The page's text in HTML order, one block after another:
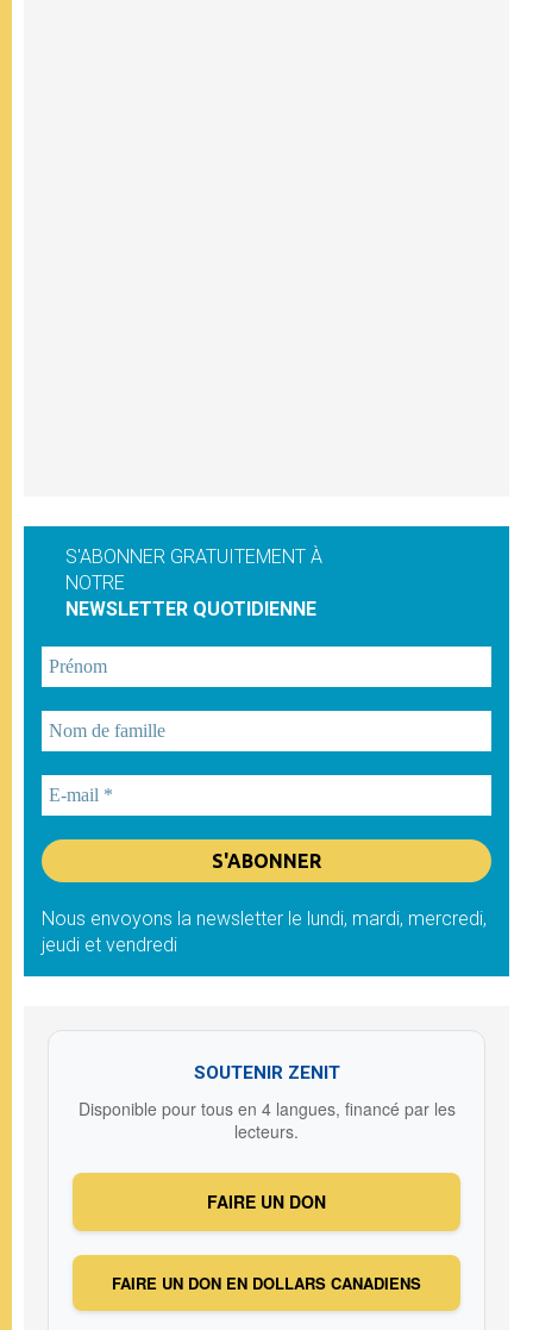
S'ABONNER GRATUITEMENT À
NOTRE
NEWSLETTER QUOTIDIENNE
Nous envoyons la newsletter le lundi, mardi, mercredi,
jeudi et vendredi
SOUTENIR ZENIT
Disponible pour tous en 4 langues, financé par les
lecteurs.
FAIRE UN DON
FAIRE UN DON EN DOLLARS CANADIENS